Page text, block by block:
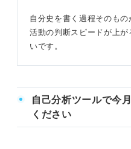
自分史を書く過程そのも
活動の判断スピードが上
いです。
自己分析ツールで今
ください